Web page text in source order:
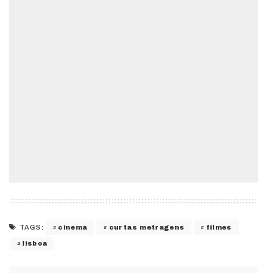
TAGS: cinema curtas metragens filmes
lisboa